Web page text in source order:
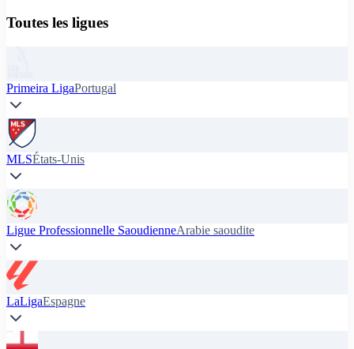
Toutes les ligues
Primeira LigaPortugal
MLSÉtats-Unis
Ligue Professionnelle SaoudienneArabie saoudite
LaLigaEspagne